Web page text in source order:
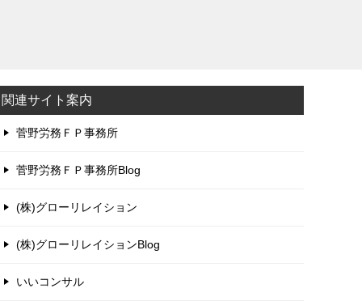
関連サイト案内
菅野労務ＦＰ事務所
菅野労務ＦＰ事務所Blog
(株)グローリレイション
(株)グローリレイションBlog
いいコンサル